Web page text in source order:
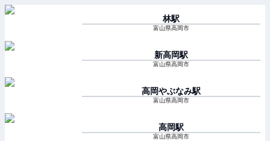
林駅
富山県高岡市
新高岡駅
富山県高岡市
高岡やぶなみ駅
富山県高岡市
高岡駅
富山県高岡市